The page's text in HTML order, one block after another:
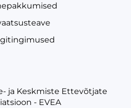
ja Keskmiste Ettevõtjate
- EVEA